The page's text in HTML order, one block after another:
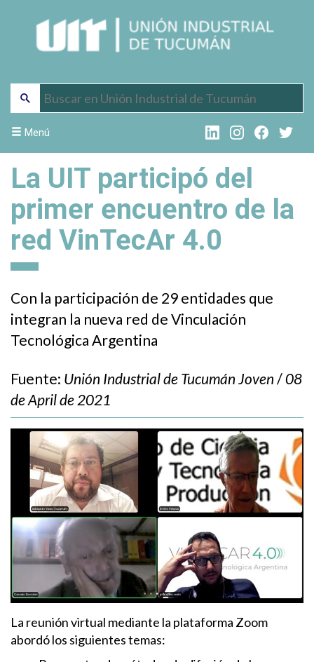
Menú
La UIT participó del
primer encuentro de la
red VinTecAr 4.0
Con la participación de 29 entidades que
integran la nueva red de Vinculación
Tecnológica Argentina
Fuente: Unión Industrial de Tucumán Joven /08
de April de 2021
La reunión virtual mediante la plataforma Zoom
abordó los siguientes temas: